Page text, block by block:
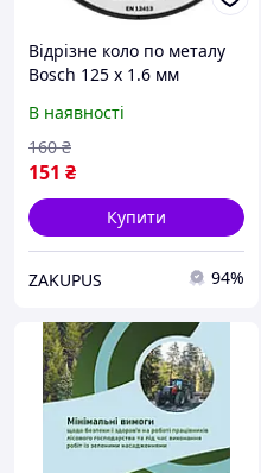
Відрізне коло по металу
Bosch 125 x 1.6 мм
безпеки EN 12413
(2608600219)
В наявності
151 ₴
160 ₴
Купити
ZAKUPUS 94%